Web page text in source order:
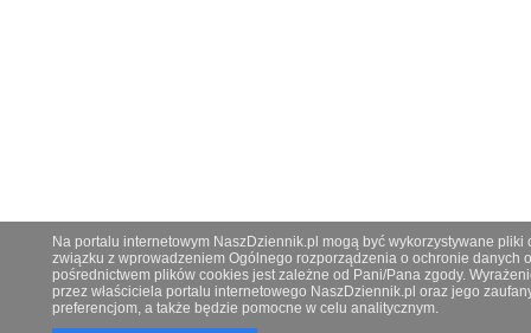
Na portalu internetowym NaszDziennik.pl mogą być wykorzystywane
związku z wprowadzeniem Ogólnego rozporządzenia o ochronie danych
pośrednictwem plików cookies jest zależne od Pani/Pana zgody.
przez właściciela portalu internetowego NaszDziennik.pl oraz jego
preferencjom, a także będzie pomocne w celu analitycznym.